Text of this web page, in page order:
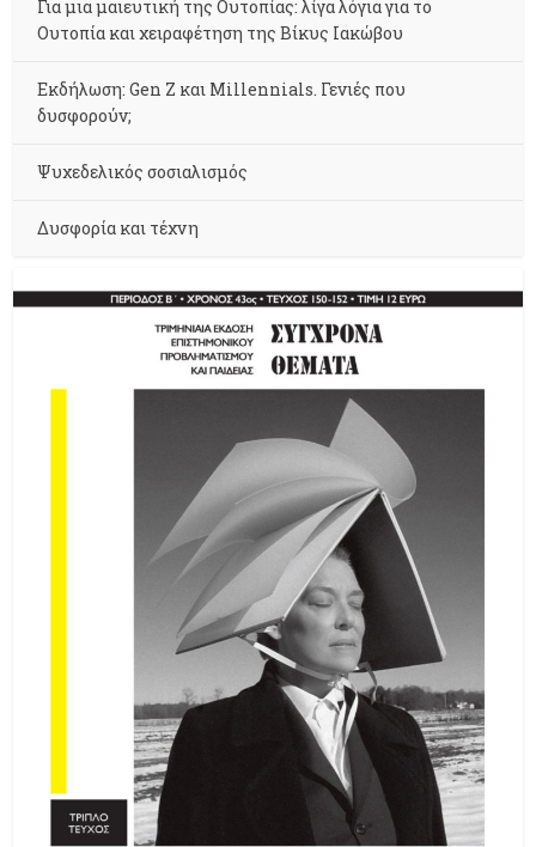
Για μια μαιευτική της Ουτοπίας: λίγα λόγια για το
Ουτοπία και χειραφέτηση της Βίκυς Ιακώβου
Εκδήλωση: Gen Z και Millennials. Γενιές που
δυσφορούν;
Ψυχεδελικός σοσιαλισμός
Δυσφορία και τέχνη